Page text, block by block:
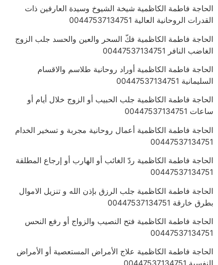
الحاجة فاطمة الكاظمية شيخة الشيوخ وسيدة العارفين ذات
القدرات الروحانية العالية 00447537134751
الحاجة فاطمة الكاظمية فكّ السحر والعين والحسد جلب الزوج
الغاضب النافر 00447537134751
الحاجة فاطمة الكاظمية أوراد روحانية طلاسم والاقسام
السليمانية 00447537134751
الحاجة فاطمة الكاظمية جلب الحبيب أو الزوج خلال أيام أو
ساعات 00447537134751
الحاجة فاطمة الكاظمية أعمال روحانية مجربة و تسخير الخدام
00447537134751
الحاجة فاطمة الكاظمية ردّ الغائب أو الهارب أو إرجاع المطلقة
00447537134751
الحاجة فاطمة الكاظمية جلب الرزق بإذن الله و تنزيل الاموال
بطرق خارقة 00447537134751
الحاجة فاطمة الكاظمية فتح النصيب والزواج أو رفع النحس
00447537134751
الحاجة فاطمة الكاظمية علاج الأمراض المستعصية أو الأمراض